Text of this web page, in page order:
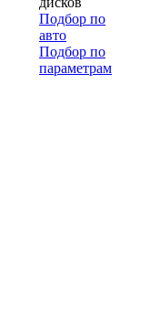
Подбор по
авто
Подбор по
параметрам